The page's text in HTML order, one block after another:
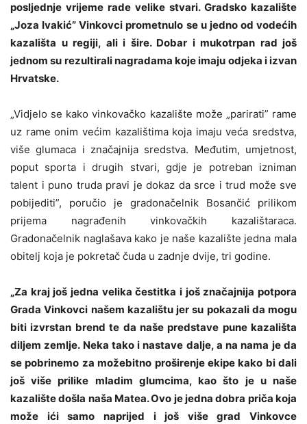
posljednje vrijeme rade velike stvari. Gradsko kazalište
„Joza Ivakić” Vinkovci prometnulo se u jedno od vodećih
kazališta u regiji, ali i šire. Dobar i mukotrpan rad još
jednom su rezultirali nagradama koje imaju odjeka i izvan
Hrvatske.
„Vidjelo se kako vinkovačko kazalište može „parirati” rame
uz rame onim većim kazalištima koja imaju veća sredstva,
više glumaca i značajnija sredstva. Međutim, umjetnost,
poput sporta i drugih stvari, gdje je potreban izniman
talent i puno truda pravi je dokaz da srce i trud može sve
pobijediti”, poručio je gradonačelnik Bosančić prilikom
prijema nagrađenih vinkovačkih kazalištaraca.
Gradonačelnik naglašava kako je naše kazalište jedna mala
obitelj koja je pokretač čuda u zadnje dvije, tri godine.
„Za kraj još jedna velika čestitka i još značajnija potpora
Grada Vinkovci našem kazalištu jer su pokazali da mogu
biti izvrstan brend te da naše predstave pune kazališta
diljem zemlje. Neka tako i nastave dalje, a na nama je da
se pobrinemo za možebitno proširenje ekipe kako bi dali
još više prilike mladim glumcima, kao što je u naše
kazalište došla naša Matea. Ovo je jedna dobra priča koja
može ići samo naprijed i još više grad Vinkovce